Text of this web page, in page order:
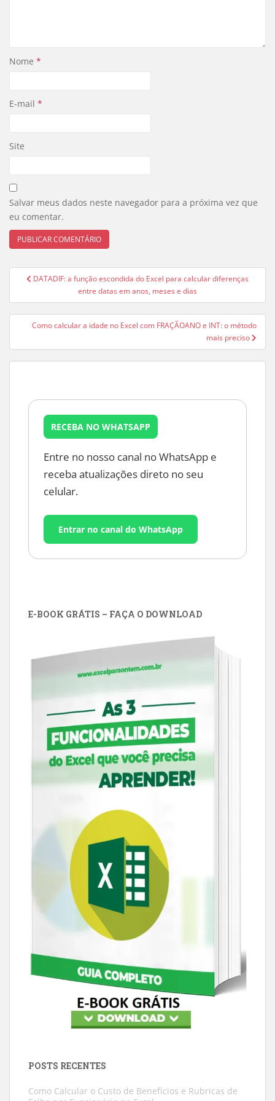
Nome *
E-mail *
Site
Salvar meus dados neste navegador para a próxima vez que
eu comentar.
Navegação
Post
DATADIF: a função escondida do Excel para calcular diferenças
entre datas em anos, meses e dias
Como calcular a idade no Excel com FRAÇÃOANO e INT: o método
mais preciso
RECEBA NO WHATSAPP
Entre no nosso canal no WhatsApp e
receba atualizações direto no seu
celular.
Entrar no canal do WhatsApp
E-BOOK GRÁTIS – FAÇA O DOWNLOAD
POSTS RECENTES
Como Calcular o Custo de Benefícios e Rubricas de